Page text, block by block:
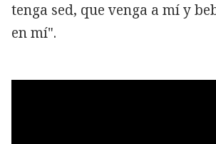
tenga sed, que venga a mí y
en mí".